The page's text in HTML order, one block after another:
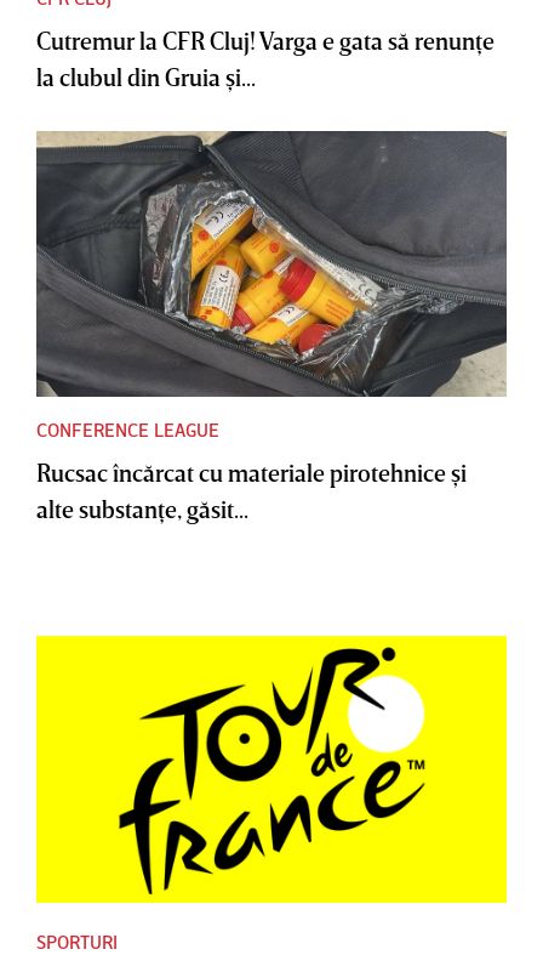
Cutremur la CFR Cluj! Varga e gata să renunţe
la clubul din Gruia şi...
CONFERENCE LEAGUE
Rucsac încărcat cu materiale pirotehnice şi
alte substanţe, găsit...
SPORTURI